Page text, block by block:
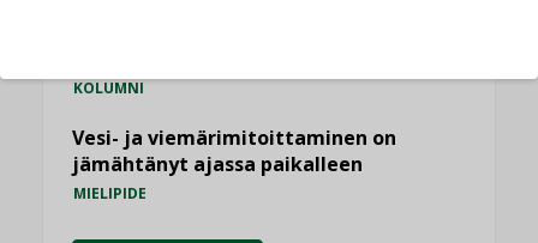
KOLUMNI
Vesi- ja viemärimitoittaminen on
jämähtänyt ajassa paikalleen
MIELIPIDE